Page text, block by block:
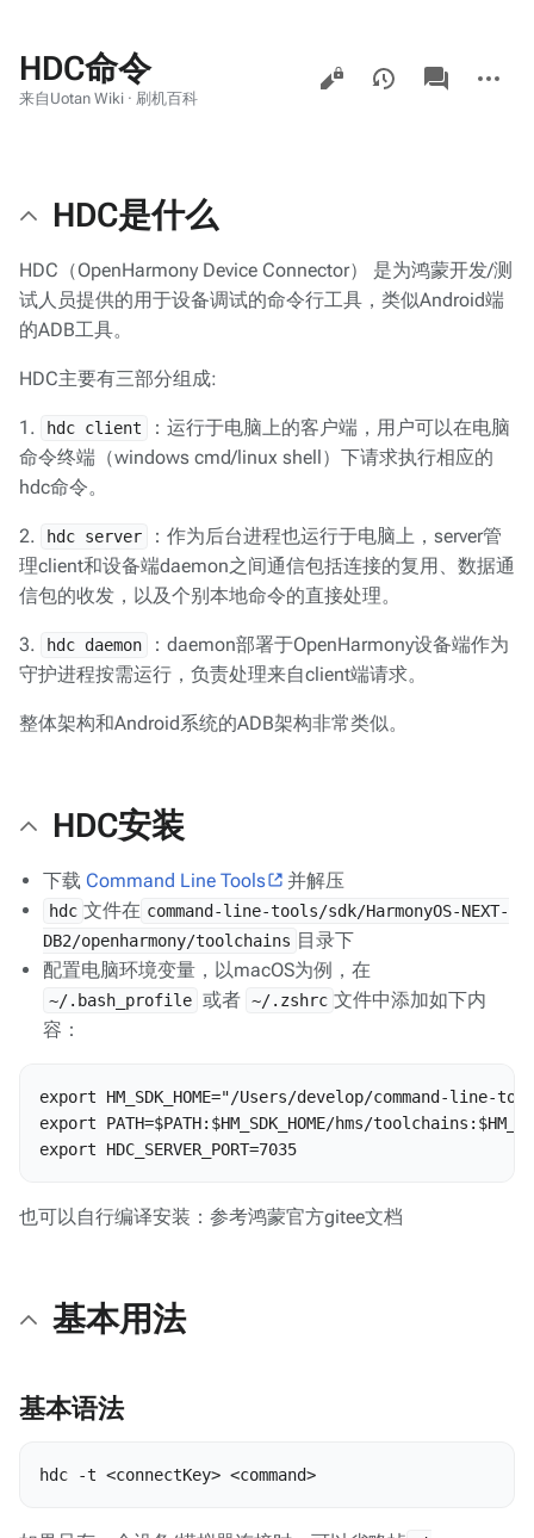
HDC命令
来自Uotan Wiki · 刷机百科
看
associated-
pages
HDC是什么
HDC（OpenHarmony Device Connector） 是为鸿蒙开发/测
试人员提供的用于设备调试的命令行工具，类似Android端
的ADB工具。
HDC主要有三部分组成:
1. hdc client
：运行于电脑上的客户端，用户可以在电脑
命令终端（windows cmd/linux shell）下请求执行相应的
hdc命令。
2. hdc server
：作为后台进程也运行于电脑上，server管
理client和设备端daemon之间通信包括连接的复用、数据通
信包的收发，以及个别本地命令的直接处理。
3. hdc daemon
：daemon部署于OpenHarmony设备端作为
守护进程按需运行，负责处理来自client端请求。
整体架构和Android系统的ADB架构非常类似。
HDC安装
下载 Command Line Tools 并解压
hdc 文件在 command-line-tools/sdk/HarmonyOS-NEXT-
DB2/openharmony/toolchains 目录下
配置电脑环境变量，以macOS为例，在
~/.bash_profile 或者 ~/.zshrc 文件中添加如下内
容：
export HM_SDK_HOME="/Users/develop/command-line-
export PATH=$PATH:$HM_SDK_HOME/hms/
export HDC_SERVER_PORT=7035
也可以自行编译安装：参考鸿蒙官方gitee文档
基本用法
基本语法
hdc -t <connectKey> <command>